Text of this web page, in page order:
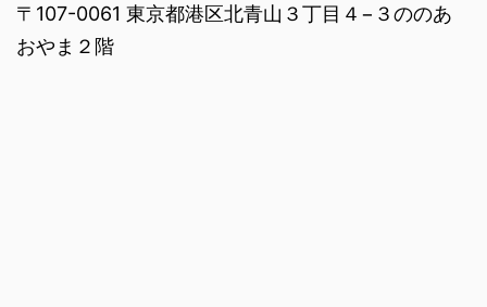
〒107-0061 東京都港区北青山３丁目４−３ののあ
おやま２階